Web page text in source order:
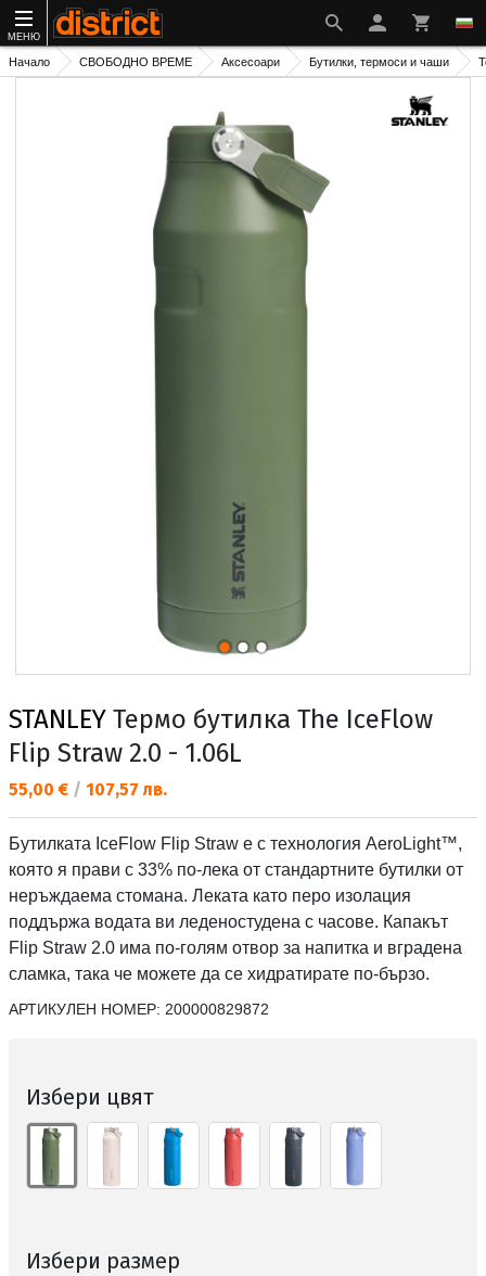
МЕНЮ
Начало СВОБОДНО ВРЕМЕ Аксесоари Бутилки, термоси и чаши
STANLEY Термо бутилка The IceFlow
Flip Straw 2.0 - 1.06L
Текуща цена:
55,00 € / 107,57 лв.
Бутилката IceFlow Flip Straw е с технология AeroLight™,
която я прави с 33% по-лека от стандартните бутилки от
неръждаема стомана. Леката като перо изолация
поддържа водата ви леденостудена с часове. Капакът
Flip Straw 2.0 има по-голям отвор за напитка и вградена
сламка, така че можете да се хидратирате по-бързо.
АРТИКУЛЕН НОМЕР: 200000829872
Избери цвят
Избери размер